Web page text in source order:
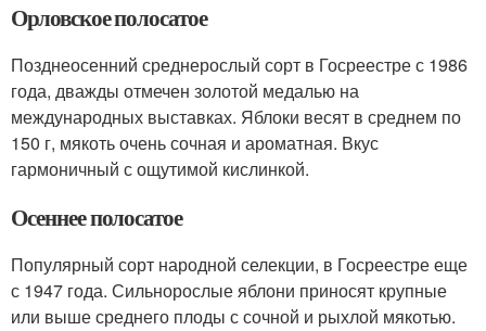
Орловское полосатое
Позднеосенний среднерослый сорт в Госреестре с 1986
года, дважды отмечен золотой медалью на
международных выставках. Яблоки весят в среднем по
150 г, мякоть очень сочная и ароматная. Вкус
гармоничный с ощутимой кислинкой.
Осеннее полосатое
Популярный сорт народной селекции, в Госреестре еще
с 1947 года. Сильнорослые яблони приносят крупные
или выше среднего плоды с сочной и рыхлой мякотью.